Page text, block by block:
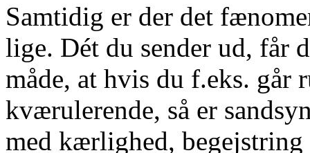
Samtidig er der det
lige. Dét du sender ud, får
måde, at hvis du f.eks. går
kværulerende, så er
med kærlighed,